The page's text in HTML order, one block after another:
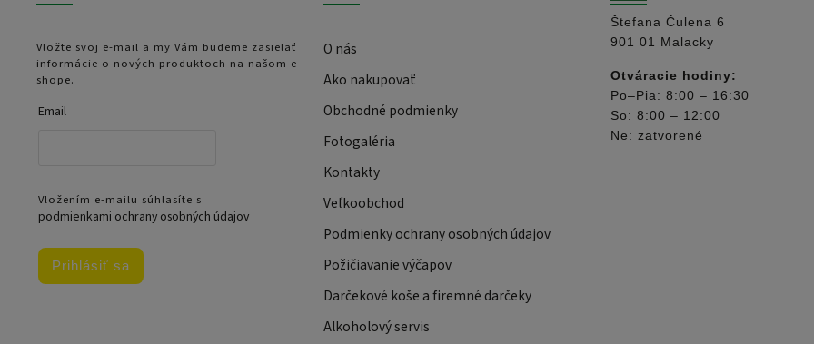
Vložte svoj e-mail a my Vám budeme zasielať
informácie o nových produktoch na našom e-
shope.
Email
Vložením e-mailu súhlasíte s
podmienkami ochrany osobných údajov
Prihlásiť sa
O nás
Ako nakupovať
Obchodné podmienky
Fotogaléria
Kontakty
Veľkoobchod
Podmienky ochrany osobných údajov
Požičiavanie výčapov
Darčekové koše a firemné darčeky
Alkoholový servis
Štefana Čulena 6
901 01 Malacky
Otváracie hodiny:
Po–Pia: 8:00 – 16:30
So: 8:00 – 12:00
Ne: zatvorené